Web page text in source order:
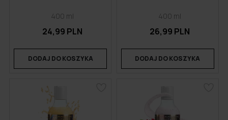
400 ml
24,99 PLN
DODAJ DO KOSZYKA
400 ml
26,99 PLN
DODAJ DO KOSZYKA